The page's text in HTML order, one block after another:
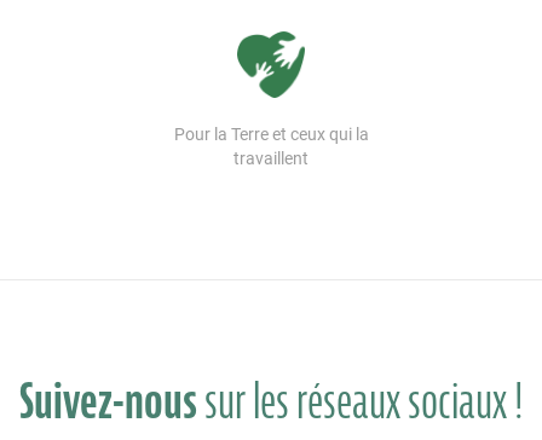
Pour la Terre et ceux qui la
travaillent
Suivez-noussur les réseaux sociaux !